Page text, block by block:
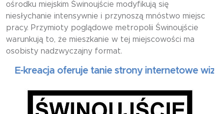
ośrodku miejskim Świnoujście modyfikują się
niesłychanie intensywnie i przynoszą mnóstwo miejsc
pracy. Przymioty poglądowe metropolii Świnoujście
warunkują to, że mieszkanie w tej miejscowości ma
osobisty nadzwyczajny format.
oferuje tanie strony internetowe